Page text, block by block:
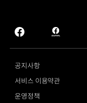
facebook
hmg
journal
공지사항
서비스 이용약관
운영정책